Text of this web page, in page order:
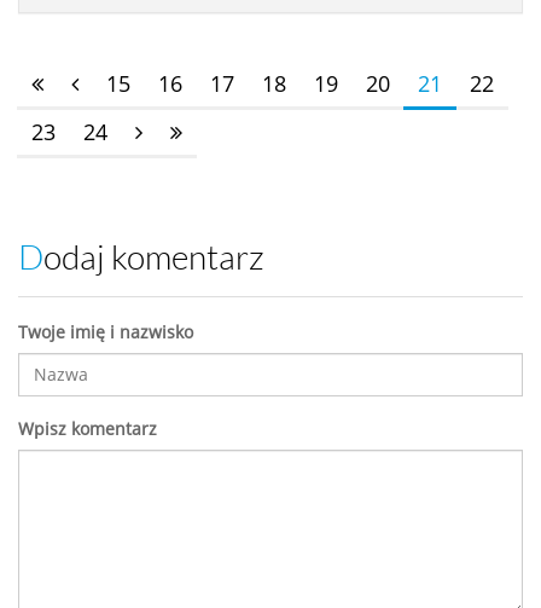
15 16 17 18 19 20 21
22
23
24
Dodaj komentarz
Twoje imię i nazwisko
Wpisz komentarz